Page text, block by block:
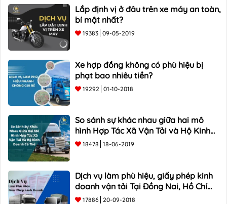
Lắp định vị ở đâu trên xe máy an toàn,
bí mật nhất?
19383 09-05-2019
Xe hợp đồng không có phù hiệu bị
phạt bao nhiêu tiền?
19292 01-10-2018
So sánh sự khác nhau giữa hai mô
hình Hợp Tác Xã Vận Tải và Hộ Kinh
Doanh Cá Thể
18478 18-06-2019
Dịch vụ làm phù hiệu, giấy phép kinh
doanh vận tải Tại Đồng Nai, Hồ Chí
Minh
17886 20-09-2018